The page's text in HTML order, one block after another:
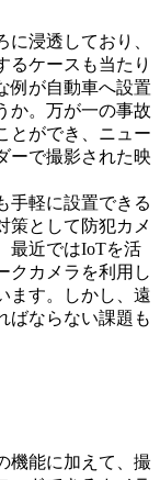
浸透しており、
るケースも当たり
例が自動車へ設置
か。万が一の事故
とができ、ニュー
ーで撮影された映
手軽に設置できる
策として防犯カメ
最近ではIoTを活
クカメラを利用し
ます。しかし、遠
ばならない課題も
機能に加えて、撮